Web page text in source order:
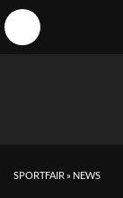
SPORTFAIR » NEWS